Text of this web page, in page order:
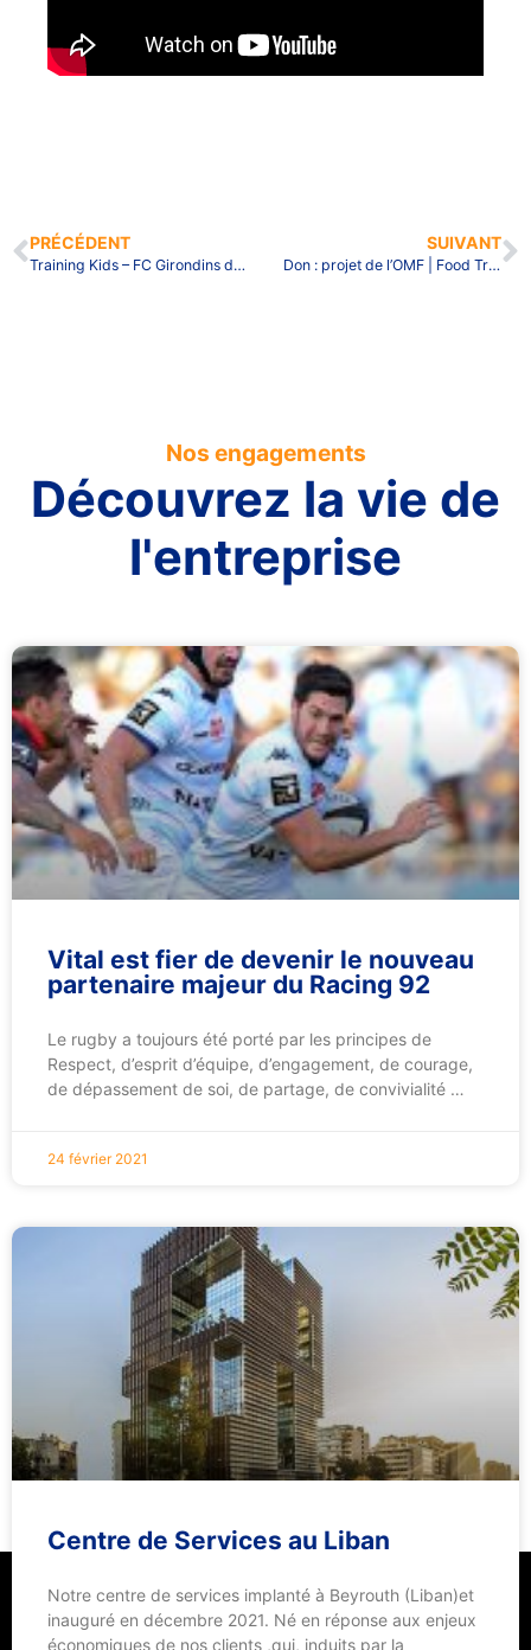
PRÉCÉDENT
Training Kids – FC Girondins de Bordeaux
SUIVANT
Don : projet de l’OMF | Food Truck au Liban
Nos engagements
Découvrez la vie de
l'entreprise
Vital est fier de devenir le nouveau
partenaire majeur du Racing 92
Le rugby a toujours été porté par les principes de
Respect, d’esprit d’équipe, d’engagement, de courage,
de dépassement de soi, de partage, de convivialité …
24 février 2021
Centre de Services au Liban
Notre centre de services implanté à Beyrouth (Liban)et
inauguré en décembre 2021. Né en réponse aux enjeux
économiques de nos clients ,qui, induits par la